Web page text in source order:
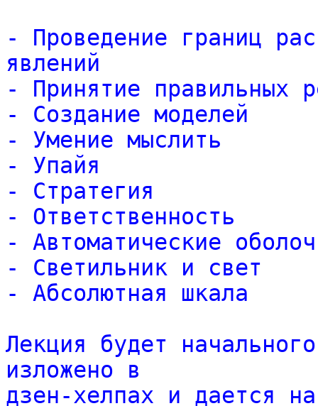
- Проведение границ
явлений
- Принятие правильных
- Создание моделей
- Умение мыслить
- Упайя
- Стратегия
- Ответственность
- Автоматические
- Светильник и свет
- Абсолютная шкала
Лекция будет
изложено в
дзен-хелпах и дается